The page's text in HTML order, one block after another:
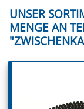
UNSER
ENGE AN